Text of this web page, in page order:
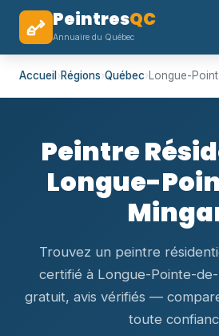
PeintresQC
Annuaire du Québec
Accueil ›Régions›Québec›Longue-
Peintre
Longue-
Trouvez un peintre
certifié à Longue-Pointe-
gratuit, avis vérifiés —
toute